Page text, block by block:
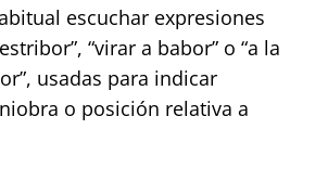
escuchar expresiones
“virar a babor” o “a la
usadas para indicar
o posición relativa a